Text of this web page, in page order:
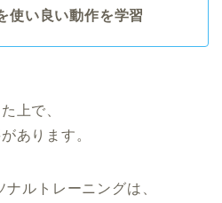
使い良い動作を学習
上で、
あります。
ナルトレーニングは、